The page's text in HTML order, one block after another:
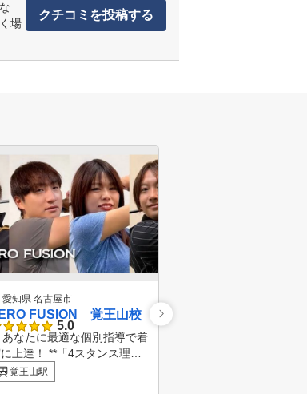
場
クチコミを投稿する
愛知県 名古屋市
FUSION 覚王山校
5.0
あなたに最適な個別指導で着
上達！ **「4スタンス理論
**に基づき、体型や特性に合
た指導を行います。 経験
覚王山駅